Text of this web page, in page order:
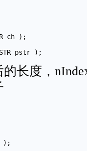
ch );
pstr );
长度，
);